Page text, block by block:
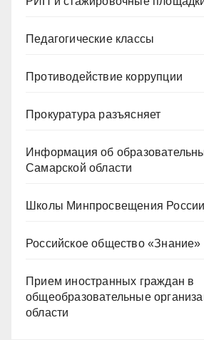
Педагогические классы
Противодействие коррупции
Прокуратура разъясняет
Информация об
Самарской области
Школы Минпросвещения России
Российское общество «Знание»
Прием иностранных граждан в
общеобразовательные
области